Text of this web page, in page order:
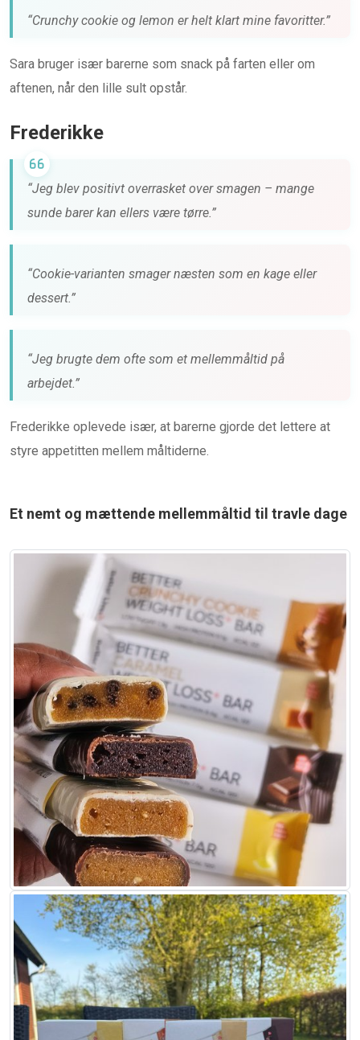
“Crunchy cookie og lemon er helt klart mine favoritter.”
Sara bruger især barerne som snack på farten eller om
aftenen, når den lille sult opstår.
Frederikke
“Jeg blev positivt overrasket over smagen – mange
sunde barer kan ellers være tørre.”
“Cookie-varianten smager næsten som en kage eller
dessert.”
“Jeg brugte dem ofte som et mellemmåltid på
arbejdet.”
Frederikke oplevede især, at barerne gjorde det lettere at
styre appetitten mellem måltiderne.
Et nemt og mættende mellemmåltid til travle dage